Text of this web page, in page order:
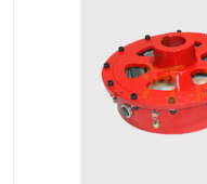
泥浆泵空气包胶囊
DY隔膜式离合器